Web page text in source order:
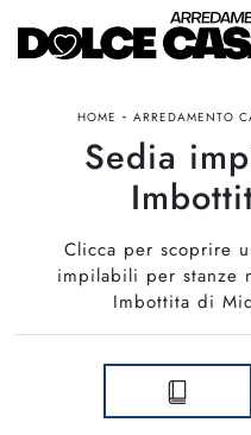
HOME - ARREDAMENTO
Sedia
Clicca per scoprire
impilabili per stanze
Imbottita di